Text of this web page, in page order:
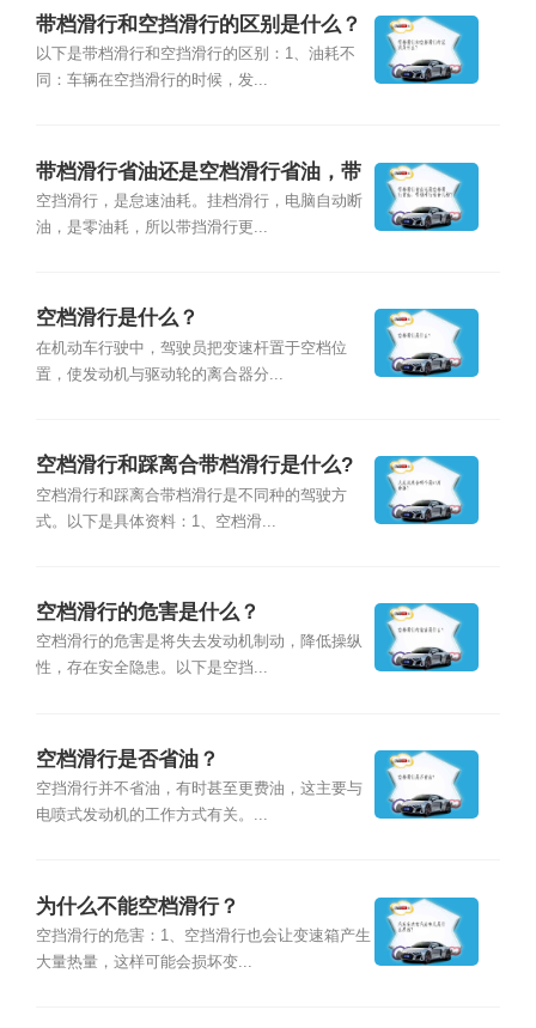
带档滑行和空挡滑行的区别是什么？
以下是带档滑行和空挡滑行的区别：1、油耗不
同：车辆在空挡滑行的时候，发...
带档滑行省油还是空档滑行省油，带
档滑行适合几档？
空挡滑行，是怠速油耗。挂档滑行，电脑自动断
油，是零油耗，所以带挡滑行更...
空档滑行是什么？
在机动车行驶中，驾驶员把变速杆置于空档位
置，使发动机与驱动轮的离合器分...
空档滑行和踩离合带档滑行是什么?
空档滑行和踩离合带档滑行是不同种的驾驶方
式。以下是具体资料：1、空档滑...
空档滑行的危害是什么？
空档滑行的危害是将失去发动机制动，降低操纵
性，存在安全隐患。以下是空挡...
空档滑行是否省油？
空挡滑行并不省油，有时甚至更费油，这主要与
电喷式发动机的工作方式有关。...
为什么不能空档滑行？
空挡滑行的危害：1、空挡滑行也会让变速箱产生
大量热量，这样可能会损坏变...